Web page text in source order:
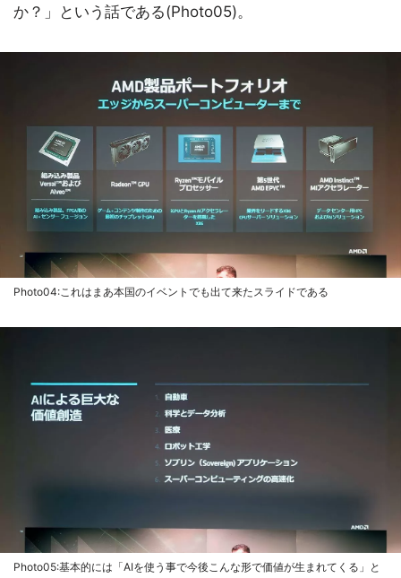
か？」という話である(Photo05)。
Photo04:これはまあ本国のイベントでも出て来たスライドである
Photo05:基本的には「AIを使う事で今後こんな形で価値が生まれてくる」と